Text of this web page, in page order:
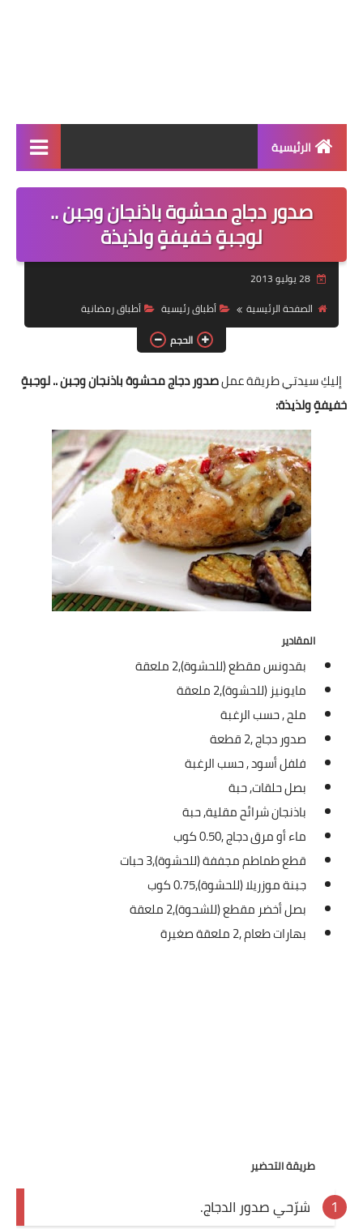
الرئيسية
الرئيسية
أطباق ووجبات
أطباق رئيسية
مقبلات
ساندويشات
مخبوزات
أطباق أطفال
أطباق بحرية
وصفات حصرية
الجمال والريجيم
حلا الأعياد
سحور رمضان
مشروب وحلا
صدور دجاج محشوة باذنجان وجبن ..
لوجبةٍ خفيفةٍ ولذيذة
28 يوليو 2013
الصفحة الرئيسية
أطباق رئيسية
أطباق رمضانية
الحجم
إليكِ سيدتي طريقة عملصدور دجاج محشوة باذنجان وجبن .. لوجبةٍ
خفيفةٍ ولذيذة:
المقادير
بقدونس مقطع (للحشوة),2 ملعقة
مايونيز (للحشوة),2 ملعقة
ملح ,حسب الرغبة
صدور دجاج ,2 قطعة
فلفل أسود ,حسب الرغبة
بصل حلقات,حبة
باذنجان شرائح مقلية,حبة
ماء أو مرق دجاج ,0.50 كوب
قطع طماطم مجففة (للحشوة),3 حبات
جبنة موزريلا (للحشوة),0.75 كوب
بصل أخضر مقطع (للشحوة),2 ملعقة
بهارات طعام ,2 ملعقة صغيرة
طريقة التحضير
شرّحي صدور الدجاج.